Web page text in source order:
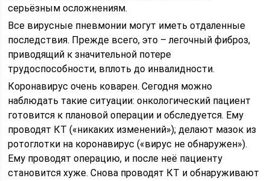
серьёзным осложнениям.
Все вирусные пневмонии могут иметь отдаленные
последствия. Прежде всего, это – легочный фиброз,
приводящий к значительной потере
трудоспособности, вплоть до инвалидности.
Коронавирус очень коварен. Сегодня можно
наблюдать такие ситуации: онкологический пациент
готовится к плановой операции и обследуется. Ему
проводят КТ («никаких изменений»); делают мазок из
ротоглотки на коронавирус («вирус не обнаружен»).
Ему проводят операцию, и после неё пациенту
становится хуже. Снова проводят КТ и обнаруживают